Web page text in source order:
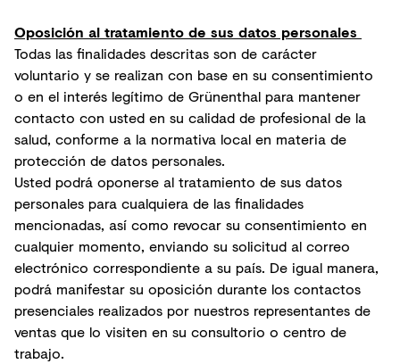
Oposición al tratamiento de sus datos personales
Todas las finalidades descritas son de carácter
voluntario y se realizan con base en su consentimiento
o en el interés legítimo de Grünenthal para mantener
contacto con usted en su calidad de profesional de la
salud, conforme a la normativa local en materia de
protección de datos personales.
Usted podrá oponerse al tratamiento de sus datos
personales para cualquiera de las finalidades
mencionadas, así como revocar su consentimiento en
cualquier momento, enviando su solicitud al correo
electrónico correspondiente a su país. De igual manera,
podrá manifestar su oposición durante los contactos
presenciales realizados por nuestros representantes de
ventas que lo visiten en su consultorio o centro de
trabajo.